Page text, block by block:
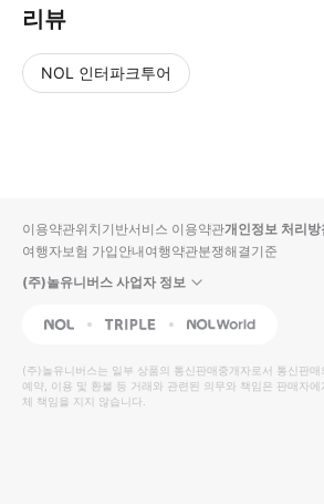
리뷰
NOL 인터파크투어
입니
다.
높
은
순
동
영
상
순
상
이용약관위치기반서비스 이용약관개인정보 처리방
여행자보험 가입안내여행약관분쟁해결기준
(주)놀유니버스 사업자 정보
NOL Triple Interpark Global
(주)놀유니버스는 일부 상품의 통신판매중개자로서 통신판
예약, 이용 및 환불 등 거래와 관련된 의무와 책임은 판매자에
체 책임을 지지 않습니다.